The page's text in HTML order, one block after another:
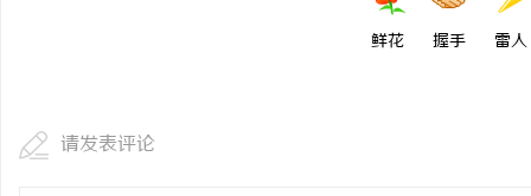
鲜花 握手 雷人
请发表评论